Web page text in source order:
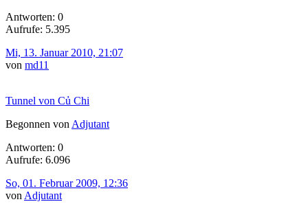
Antworten: 0
Aufrufe: 5.395
Mi, 13. Januar 2010, 21:07
von md11
Tunnel von Củ Chi
Begonnen von Adjutant
Antworten: 0
Aufrufe: 6.096
So, 01. Februar 2009, 12:36
von Adjutant